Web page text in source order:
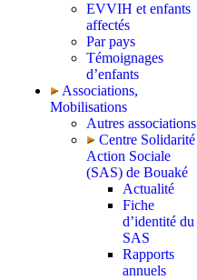
EVVIH et enfants
affectés
Par pays
Témoignages
d’enfants
Associations,
Mobilisations
Autres associations
Centre Solidarité
Action Sociale
(SAS) de Bouaké
Actualité
Fiche
d’identité du
SAS
Rapports
annuels